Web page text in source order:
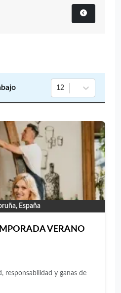
12
España
VERANO
responsabilidad y ganas de